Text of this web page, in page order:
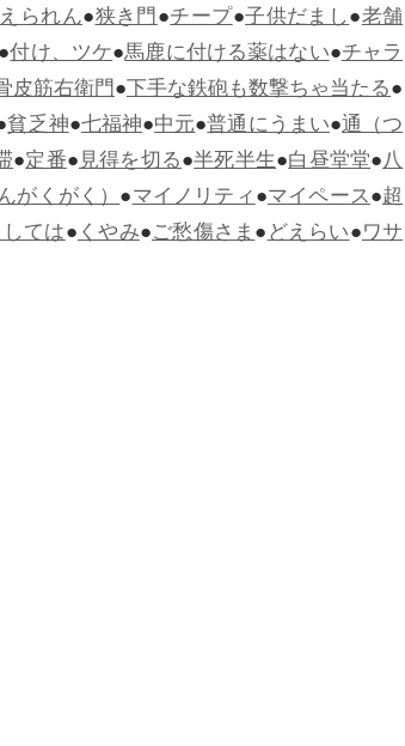
られん●狭き門●チープ●子供だまし●老舗
付け、ツケ●馬鹿に付ける薬はない●チャラ
皮筋右衛門●下手な鉄砲も数撃ちゃ当たる●
貧乏神●七福神●中元●普通にうまい●通（つ
●定番●見得を切る●半死半生●白昼堂堂●八
がくがく）●マイノリティ●マイペース●超
ては●くやみ●ご愁傷さま●どえらい●ワサ